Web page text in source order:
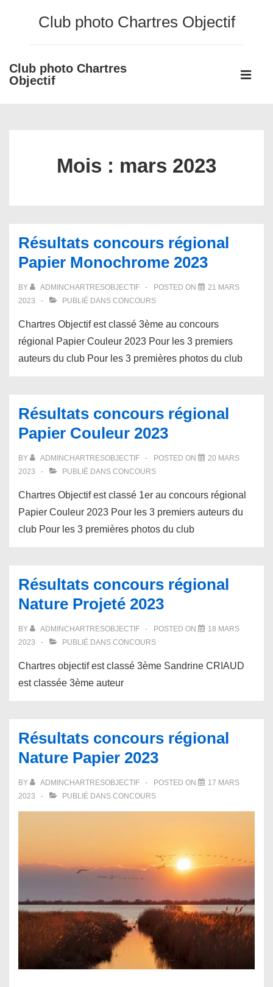
principal
Club photo Chartres Objectif
Club photo Chartres
Objectif
Main
Mois : mars 2023
Résultats concours régional
Papier Monochrome 2023
BY ADMINCHARTRESOBJECTIF POSTED ON
21 MARS
2023
PUBLIÉ DANS CONCOURS
Chartres Objectif est classé 3ème au concours
régional Papier Couleur 2023 Pour les 3 premiers
auteurs du club Pour les 3 premières photos du club
Résultats concours régional
Papier Couleur 2023
BY ADMINCHARTRESOBJECTIF POSTED ON
20 MARS
2023
PUBLIÉ DANS CONCOURS
Chartres Objectif est classé 1er au concours régional
Papier Couleur 2023 Pour les 3 premiers auteurs du
club Pour les 3 premières photos du club
Résultats concours régional
Nature Projeté 2023
BY ADMINCHARTRESOBJECTIF POSTED ON
18 MARS
2023
PUBLIÉ DANS CONCOURS
Chartres objectif est classé 3ème Sandrine CRIAUD
est classée 3ème auteur
Résultats concours régional
Nature Papier 2023
BY ADMINCHARTRESOBJECTIF POSTED ON
17 MARS
2023
PUBLIÉ DANS CONCOURS